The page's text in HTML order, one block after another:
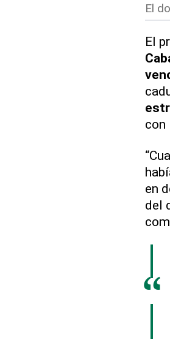
El
El
con
en
del
“